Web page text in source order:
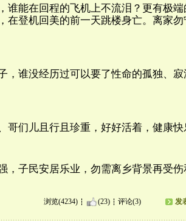
谁能在回程的飞机上不流泪？更有极
在登机回美的前一天跳楼身亡。离家
，谁没经历过可以要了性命的孤独、寂
哥们儿且行且珍重，好好活着，健康快
，子民安居乐业，勿需离乡背景再受伤
浏览(4234) (23) 评论(3) 发